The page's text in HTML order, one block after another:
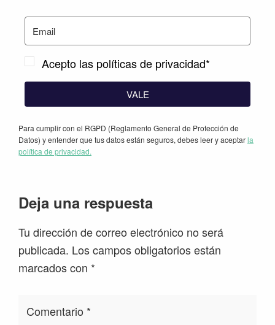
Acepto las políticas de privacidad*
VALE
Para cumplir con el RGPD (Reglamento General de Protección de
Datos) y entender que tus datos están seguros, debes leer y aceptarla
política de privacidad.
Interacciones
los
lectores
Deja una respuesta
Tu dirección de correo electrónico no será
publicada. Los campos obligatorios están
marcados con *